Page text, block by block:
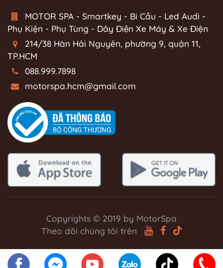
MOTOR SPA - Smartkey - Bi Cầu - Led Audi -
Phụ Kiện - Phụ Tùng - Dây Điện Xe Máy & Xe Điện
214/38 Hàn Hải Nguyên, phường 9, quận 11,
TP.HCM
088.999.7898
motorspa.hcm@gmail.com
Copyrights © 2019 by MotorSpa
Theo dõi chúng tôi trên